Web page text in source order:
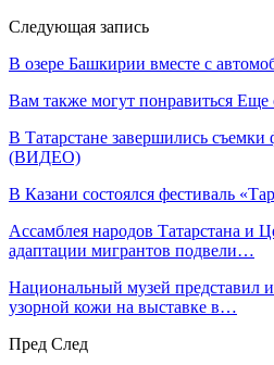
Следующая запись
В озере Башкирии вместе с
Вам также могут понравиться Еще
В Татарстане завершились съемки
(ВИДЕО)
В Казани состоялся фестиваль
Ассамблея народов Татарстана и
адаптации мигрантов подвели…
Национальный музей представил
узорной кожи на выставке в…
Пред След